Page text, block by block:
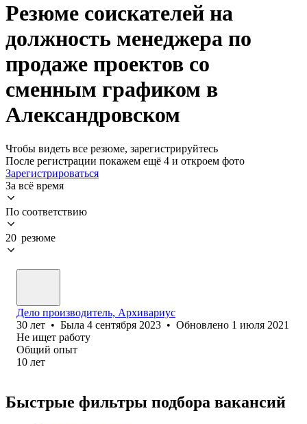
Резюме соискателей на
должность менеджера по
продаже проектов со
сменным графиком в
Александровском
Чтобы видеть все резюме, зарегистрируйтесь
После регистрации покажем ещё 4 и откроем фото
Зарегистрироваться
За всё время
По соответствию
20 резюме
Дело производитель, Архивариус
30 лет • Была 4 сентября 2023 • Обновлено 1 июля 2021
Не ищет работу
Общий опыт
10 лет
Быстрые фильтры подбора вакансий